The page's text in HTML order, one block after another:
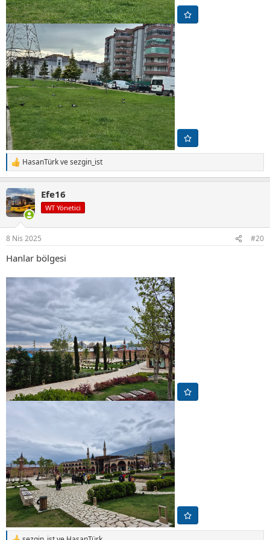
T
e
k
i
l
r
:
HasanTürkvesezgin_ist
Efe16
WT Yönetici
8 Nis 2025 #20
Hanlar bölgesi